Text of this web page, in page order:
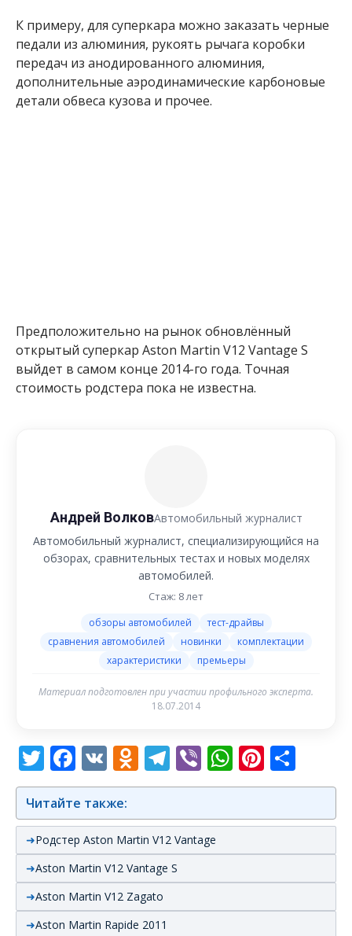
К примеру, для суперкара можно заказать черные
педали из алюминия, рукоять рычага коробки
передач из анодированного алюминия,
дополнительные аэродинамические карбоновые
детали обвеса кузова и прочее.
Предположительно на рынок обновлённый
открытый суперкар Aston Martin V12 Vantage S
выйдет в самом конце 2014-го года. Точная
стоимость родстера пока не известна.
Андрей ВолковАвтомобильный журналист
Автомобильный журналист, специализирующийся на
обзорах, сравнительных тестах и новых моделях
автомобилей.
Стаж: 8 лет
обзоры автомобилей
тест-драйвы
сравнения автомобилей
новинки
комплектации
характеристики
премьеры
Материал подготовлен при участии профильного эксперта.
18.07.2014
Twitter
Facebook
VK Odnoklassniki
Telegram
Viber
Читайте также:
Родстер Aston Martin V12 Vantage
Aston Martin V12 Vantage S
Aston Martin V12 Zagato
Aston Martin Rapide 2011